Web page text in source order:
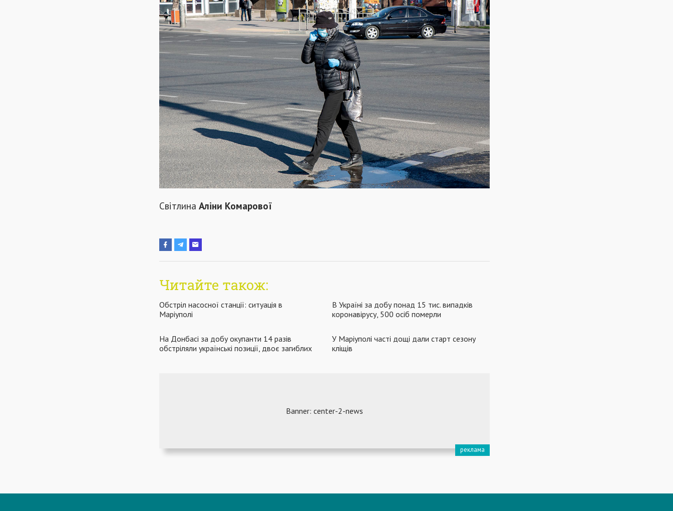
Світлина Аліни Комарової
Читайте також:
Обстріл насосної станції: ситуація в
Маріуполі
В Україні за добу понад 15 тис. випадків
коронавірусу, 500 осіб померли
На Донбасі за добу окупанти 14 разів
обстріляли українські позиції, двоє загиблих
У Маріуполі часті дощі дали старт сезону
кліщів